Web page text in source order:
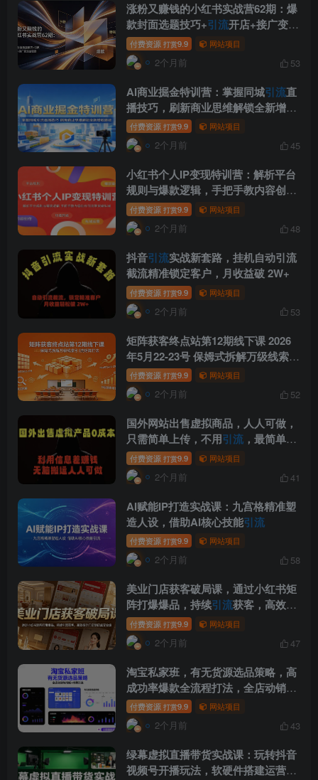
涨粉又赚钱的小红书实战营62期：爆
款封面选题技巧+引流开店+接广变现
全链路
付费资源 打赏9.9 网站项目
2个月前 53
AI商业掘金特训营：掌握同城引流直
播技巧，刷新商业思维解锁全新增收
路径
付费资源 打赏9.9 网站项目
2个月前 45
小红书个人IP变现特训营：解析平台
规则与爆款逻辑，手把手教内容创作
引流带货做私域
付费资源 打赏9.9 网站项目
2个月前 48
抖音引流实战新套路，挂机自动引流
截流精准锁定客户，月收益破 2W+
付费资源 打赏9.9 网站项目
2个月前 53
矩阵获客终点站第12期线下课 2026
年5月22-23号 保姆式拆解万级线索引
流矩阵打法
付费资源 打赏9.9 网站项目
2个月前 52
国外网站出售虚拟商品，人人可做，
只需简单上传，不用引流 ，最简单得
网赚项目
付费资源 打赏9.9 网站项目
2个月前 41
AI赋能IP打造实战课：九宫格精准塑
造人设，借助AI核心技能引流
付费资源 打赏9.9 网站项目
2个月前 58
美业门店获客破局课，通过小红书矩
阵打爆爆品，持续引流获客，高效提
升门店到店成交业绩
付费资源 打赏9.9 网站项目
2个月前 47
淘宝私家班，有无货源选品策略，高
成功率爆款全流程打法，全店动销与
淘短+付费引流 (更新2026年5月22日)
付费资源 打赏9.9 网站项目
2个月前 43
绿幕虚拟直播带货实战课：玩转抖音
视频号开播玩法，软硬件搭建运营全